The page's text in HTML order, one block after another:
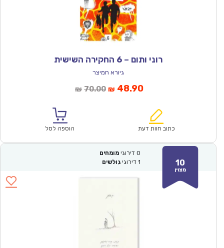
רוני ותום – 6 החקירה השישית
גיורא חמיצר
₪ 70.00המחיר
₪70.00.
₪ 48.90המחיר
הוא:
כתוב חוות דעת הוספה לסל
10
מצוין
0 דירוגי מומחים
1 דירוגי גולשים